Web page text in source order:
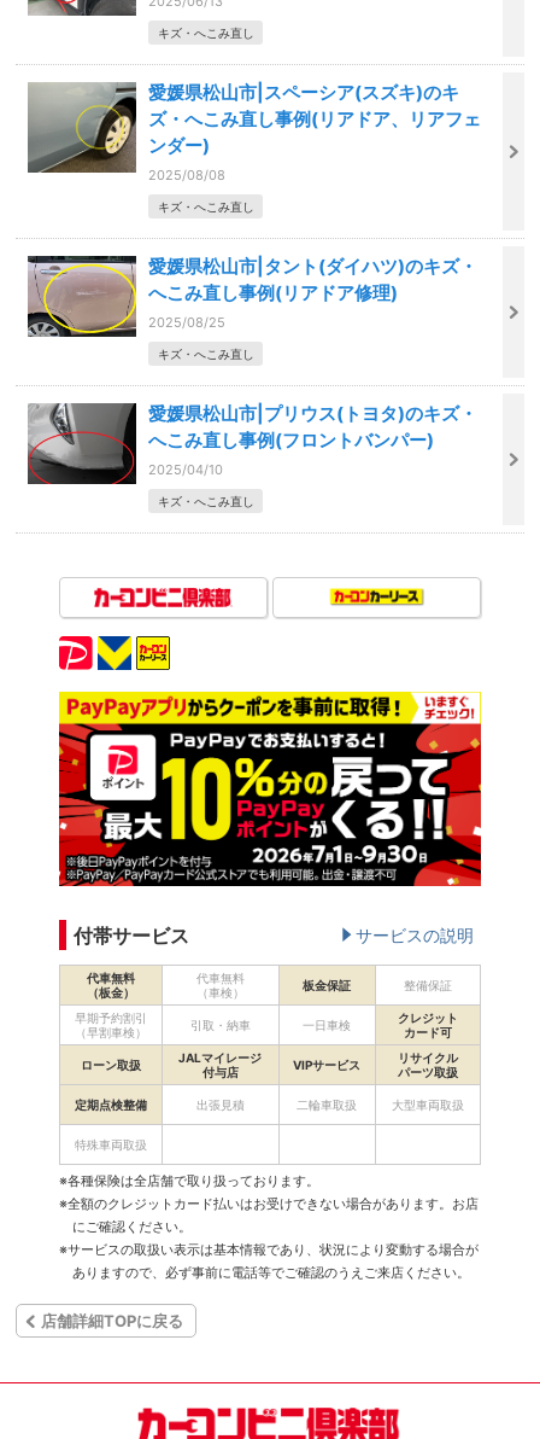
キズ・へこみ直し
愛媛県松山市|スペーシア(スズキ)のキ
ズ・へこみ直し事例(リアドア、リアフェ
ンダー)
2025/08/08
キズ・へこみ直し
愛媛県松山市|タント(ダイハツ)のキズ・
へこみ直し事例(リアドア修理)
2025/08/25
キズ・へこみ直し
愛媛県松山市|プリウス(トヨタ)のキズ・
へこみ直し事例(フロントバンパー)
2025/04/10
キズ・へこみ直し
付帯サービス サービスの説明
代車無料
（板金）
代車無料
（車検）
板金保証 整備保証
早期予約割引
（早割車検）
引取・納車 一日車検
クレジット
カード可
ローン取扱
JALマイレージ
付与店
VIPサービス
リサイクル
パーツ取扱
定期点検整備 出張見積 二輪車取扱 大型車両取扱
特殊車両取扱
※各種保険は全店舗で取り扱っております。
※全額のクレジットカード払いはお受けできない場合があります。お店
にご確認ください。
※サービスの取扱い表示は基本情報であり、状況により変動する場合が
ありますので、必ず事前に電話等でご確認のうえご来店ください。
店舗詳細TOPに戻る